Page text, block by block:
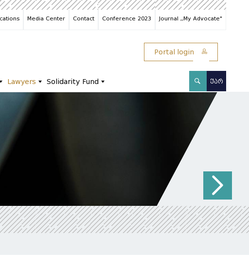
Media Center Contact Conference 2023 Journal ,,My Advocate"
Portal login
Lawyers Solidarity Fund ᲥᲐᲠ